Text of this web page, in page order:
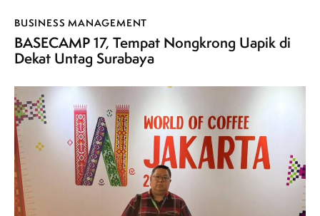
BUSINESS MANAGEMENT
BASECAMP 17, Tempat Nongkrong Uapik di
Dekat Untag Surabaya